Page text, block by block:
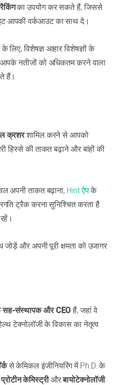
का उपयोग कर सकते हैं, जिससे
आपकी वर्कआउट का साथ दे।
लिए, विशेषज्ञ आहार विशेषज्ञों के
आपके नतीजों को अधिकतम करने वाला
हैं।
क्रशरशामिल करने से आपको
हिस्से की ताकत बढ़ाने और बांहों की
अपनी ताकत बढ़ाना, Hint ऐपके
ट्रैक करना सुनिश्चित करता है
और अपनी पूरी क्षमता को उजागर
सह-संस्थापक और CEO हैं, जहां वे
टेक्नोलॉजी के विकास का नेतृत्व
से केमिकल इंजीनियरिंग में Ph.D. के
प्रोटीन केमिस्ट्रीऔरबायोटेक्नोलॉजी